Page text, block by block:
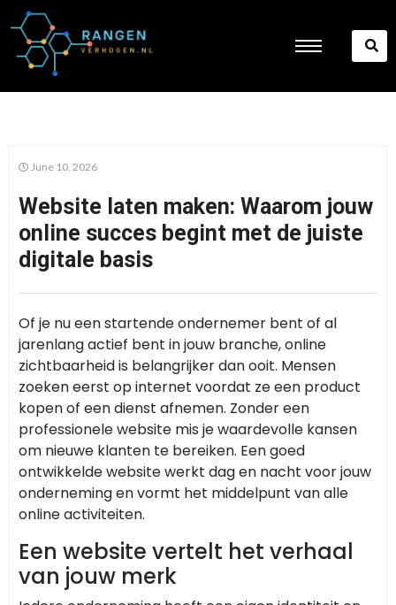
June 10, 2026
Website laten maken: Waarom jouw
online succes begint met de juiste
digitale basis
Of je nu een startende ondernemer bent of al
jarenlang actief bent in jouw branche, online
zichtbaarheid is belangrijker dan ooit. Mensen
zoeken eerst op internet voordat ze een product
kopen of een dienst afnemen. Zonder een
professionele website mis je waardevolle kansen
om nieuwe klanten te bereiken. Een goed
ontwikkelde website werkt dag en nacht voor jouw
onderneming en vormt het middelpunt van alle
online activiteiten.
Een website vertelt het verhaal
van jouw merk